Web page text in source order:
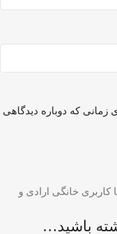
زمانی که دوباره دیدگاهی
کاربری خانگی ارادی و
باشید…